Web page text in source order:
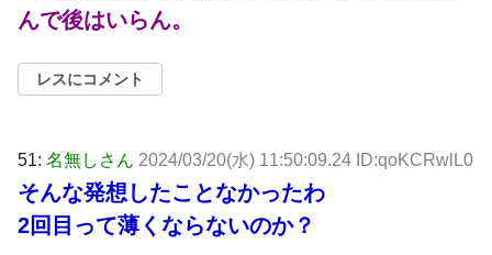
んで後はいらん。
レスにコメント
51: 名無しさん 2024/03/20(水) 11:50:09.24 ID:qoKCRwlL0
そんな発想したことなかったわ
2回目って薄くならないのか？